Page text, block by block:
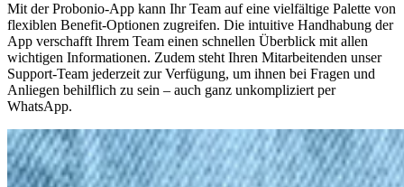
Mit der Probonio-App kann Ihr Team auf eine vielfältige Palette von
flexiblen Benefit-Optionen zugreifen. Die intuitive Handhabung der
App verschafft Ihrem Team einen schnellen Überblick mit allen
wichtigen Informationen. Zudem steht Ihren Mitarbeitenden unser
Support-Team jederzeit zur Verfügung, um ihnen bei Fragen und
Anliegen behilflich zu sein – auch ganz unkompliziert per
WhatsApp.